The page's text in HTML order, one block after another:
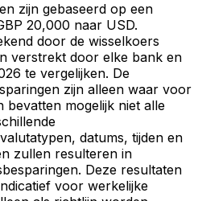
zijn gebaseerd op een
20,000 naar USD.
door de wisselkoers
verstrekt door elke bank en
te vergelijken. De
zijn alleen waar voor
bevatten mogelijk niet alle
datums, tijden en
zullen resulteren in
Deze resultaten
voor werkelijke